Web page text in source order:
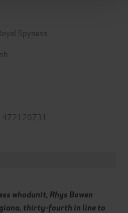
Spyness
whodunit, Rhys Bowen
thirty-fourth in line to